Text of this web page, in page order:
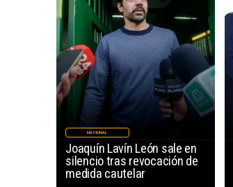
Joaquín Lavín León sale en
silencio tras revocación de
medida cautelar
NACIONAL